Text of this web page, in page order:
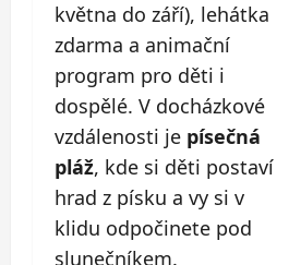
května do září), lehátka
zdarma a animační
program pro děti i
dospělé. V docházkové
vzdálenosti je písečná
pláž, kde si děti postaví
hrad z písku a vy si v
klidu odpočinete pod
slunečníkem.